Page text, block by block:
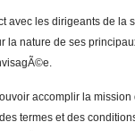
avec les dirigeants de la
nature de ses
accomplir la
termes et des